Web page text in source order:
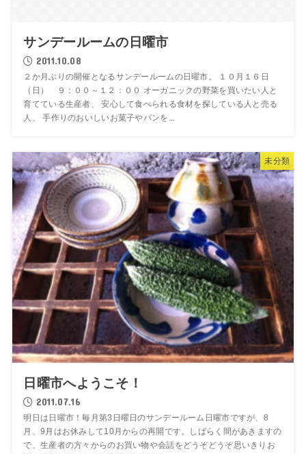
サンデールームの日曜市
2011.10.08
２か月ぶりの開催となるサンデールームの日曜市。 １０月１６日
（日） ９：００～１２：００ オーガニックの野菜を買いたい人と
育てている生産者、 安心して食べられる食材を探している人と売る
人、 手作りのおいしいお菓子やパンを...
未分類
日曜市へようこそ！
2011.07.16
明日は日曜市！毎月第3日曜日のサンデールーム日曜市ですが、8
月、9月はお休みして10月からの再開です。しばらく間があきますの
で、生産者の方々からのお買い物や会話をどうぞどうぞ思いきりお